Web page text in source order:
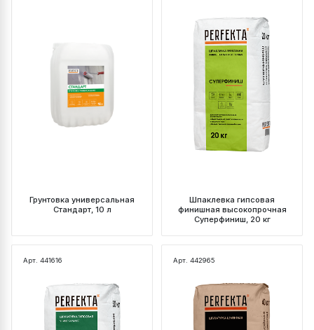
Грунтовка универсальная
Стандарт, 10 л
Шпаклевка гипсовая
финишная высокопрочная
Суперфиниш, 20 кг
Арт. 441616 Арт. 442965